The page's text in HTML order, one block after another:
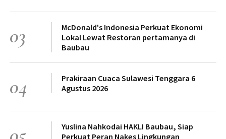
03
McDonald's Indonesia Perkuat Ekonomi
Lokal Lewat Restoran pertamanya di
Baubau
04
Prakiraan Cuaca Sulawesi Tenggara 6
Agustus 2026
Yuslina Nahkodai HAKLI Baubau, Siap
Perkuat Peran Nakes Lingkungan